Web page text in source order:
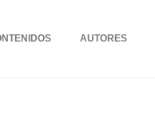
AUTORES